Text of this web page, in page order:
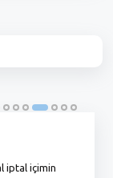
iptal içimin